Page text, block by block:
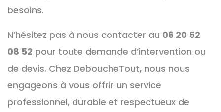
besoins.
N’hésitez pas à nous contacter au 06 20 52
08 52 pour toute demande d’intervention ou
de devis. Chez DeboucheTout, nous nous
engageons à vous offrir un service
professionnel, durable et respectueux de